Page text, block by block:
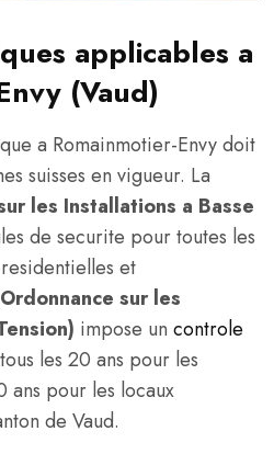
applicables a
(Vaud)
a Romainmotier-Envy doit
suisses en vigueur. La
les Installations a Basse
de securite pour toutes les
et
sur les
impose un controle
tous les 20 ans pour les
ans pour les locaux
de Vaud.